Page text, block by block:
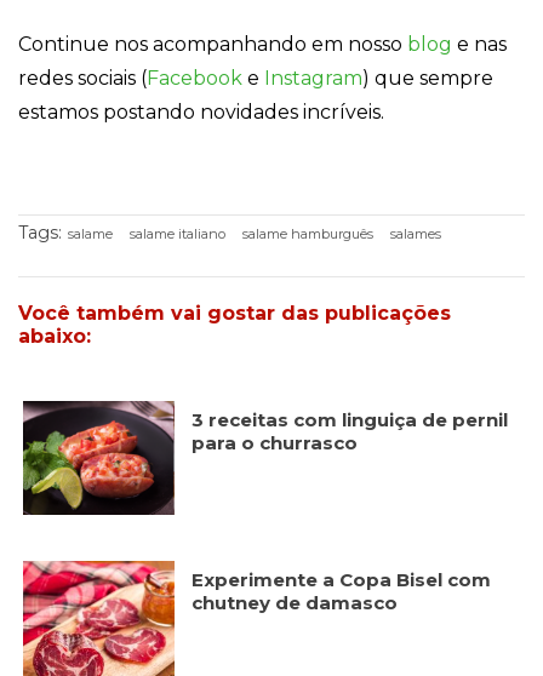
Continue nos acompanhando em nosso blog e nas
redes sociais (Facebook e Instagram) que sempre
estamos postando novidades incríveis.
Tags: salame salame italiano salame hamburguês salames
Você também vai gostar das publicações
abaixo:
3 receitas com linguiça de pernil
para o churrasco
Experimente a Copa Bisel com
chutney de damasco